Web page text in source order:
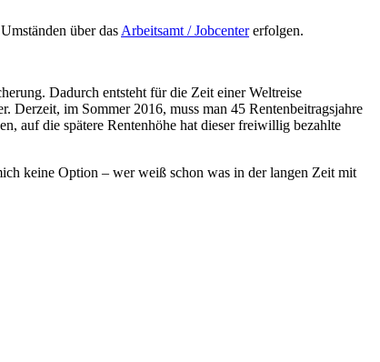
über das Arbeitsamt / Jobcentererfolgen.
Dadurch entsteht für die Zeit einer Weltreise
Derzeit, im Sommer 2016, muss man 45 Rentenbeitragsjahre
auf die spätere Rentenhöhe hat dieser freiwillig bezahlte
keine Option – wer weiß schon was in der langen Zeit mit